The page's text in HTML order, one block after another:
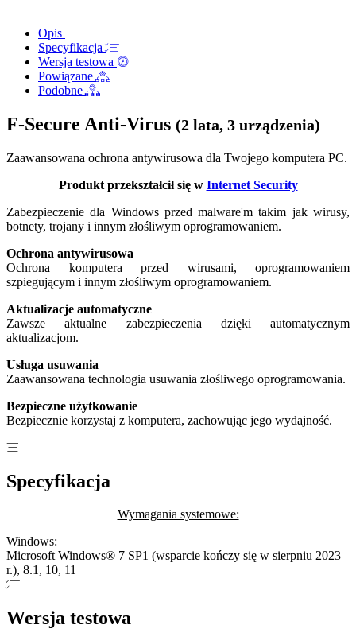
Opis
Specyfikacja
Wersja testowa
Powiązane
Podobne
F-Secure Anti-Virus (2 lata, 3 urządzenia)
Zaawansowana ochrona antywirusowa dla Twojego komputera PC.
Produkt przekształcił się w Internet Security
Zabezpieczenie dla Windows przed malware'm takim jak wirusy,
botnety, trojany i innym złośliwym oprogramowaniem.
Ochrona antywirusowa
Ochrona komputera przed wirusami, oprogramowaniem
szpiegującym i innym złośliwym oprogramowaniem.
Aktualizacje automatyczne
Zawsze aktualne zabezpieczenia dzięki automatycznym
aktualizacjom.
Usługa usuwania
Zaawansowana technologia usuwania złośliwego oprogramowania.
Bezpieczne użytkowanie
Bezpiecznie korzystaj z komputera, zachowując jego wydajność.
Specyfikacja
Wymagania systemowe:
Windows:
Microsoft Windows® 7 SP1 (wsparcie kończy się w sierpniu 2023
r.), 8.1, 10, 11
Wersja testowa